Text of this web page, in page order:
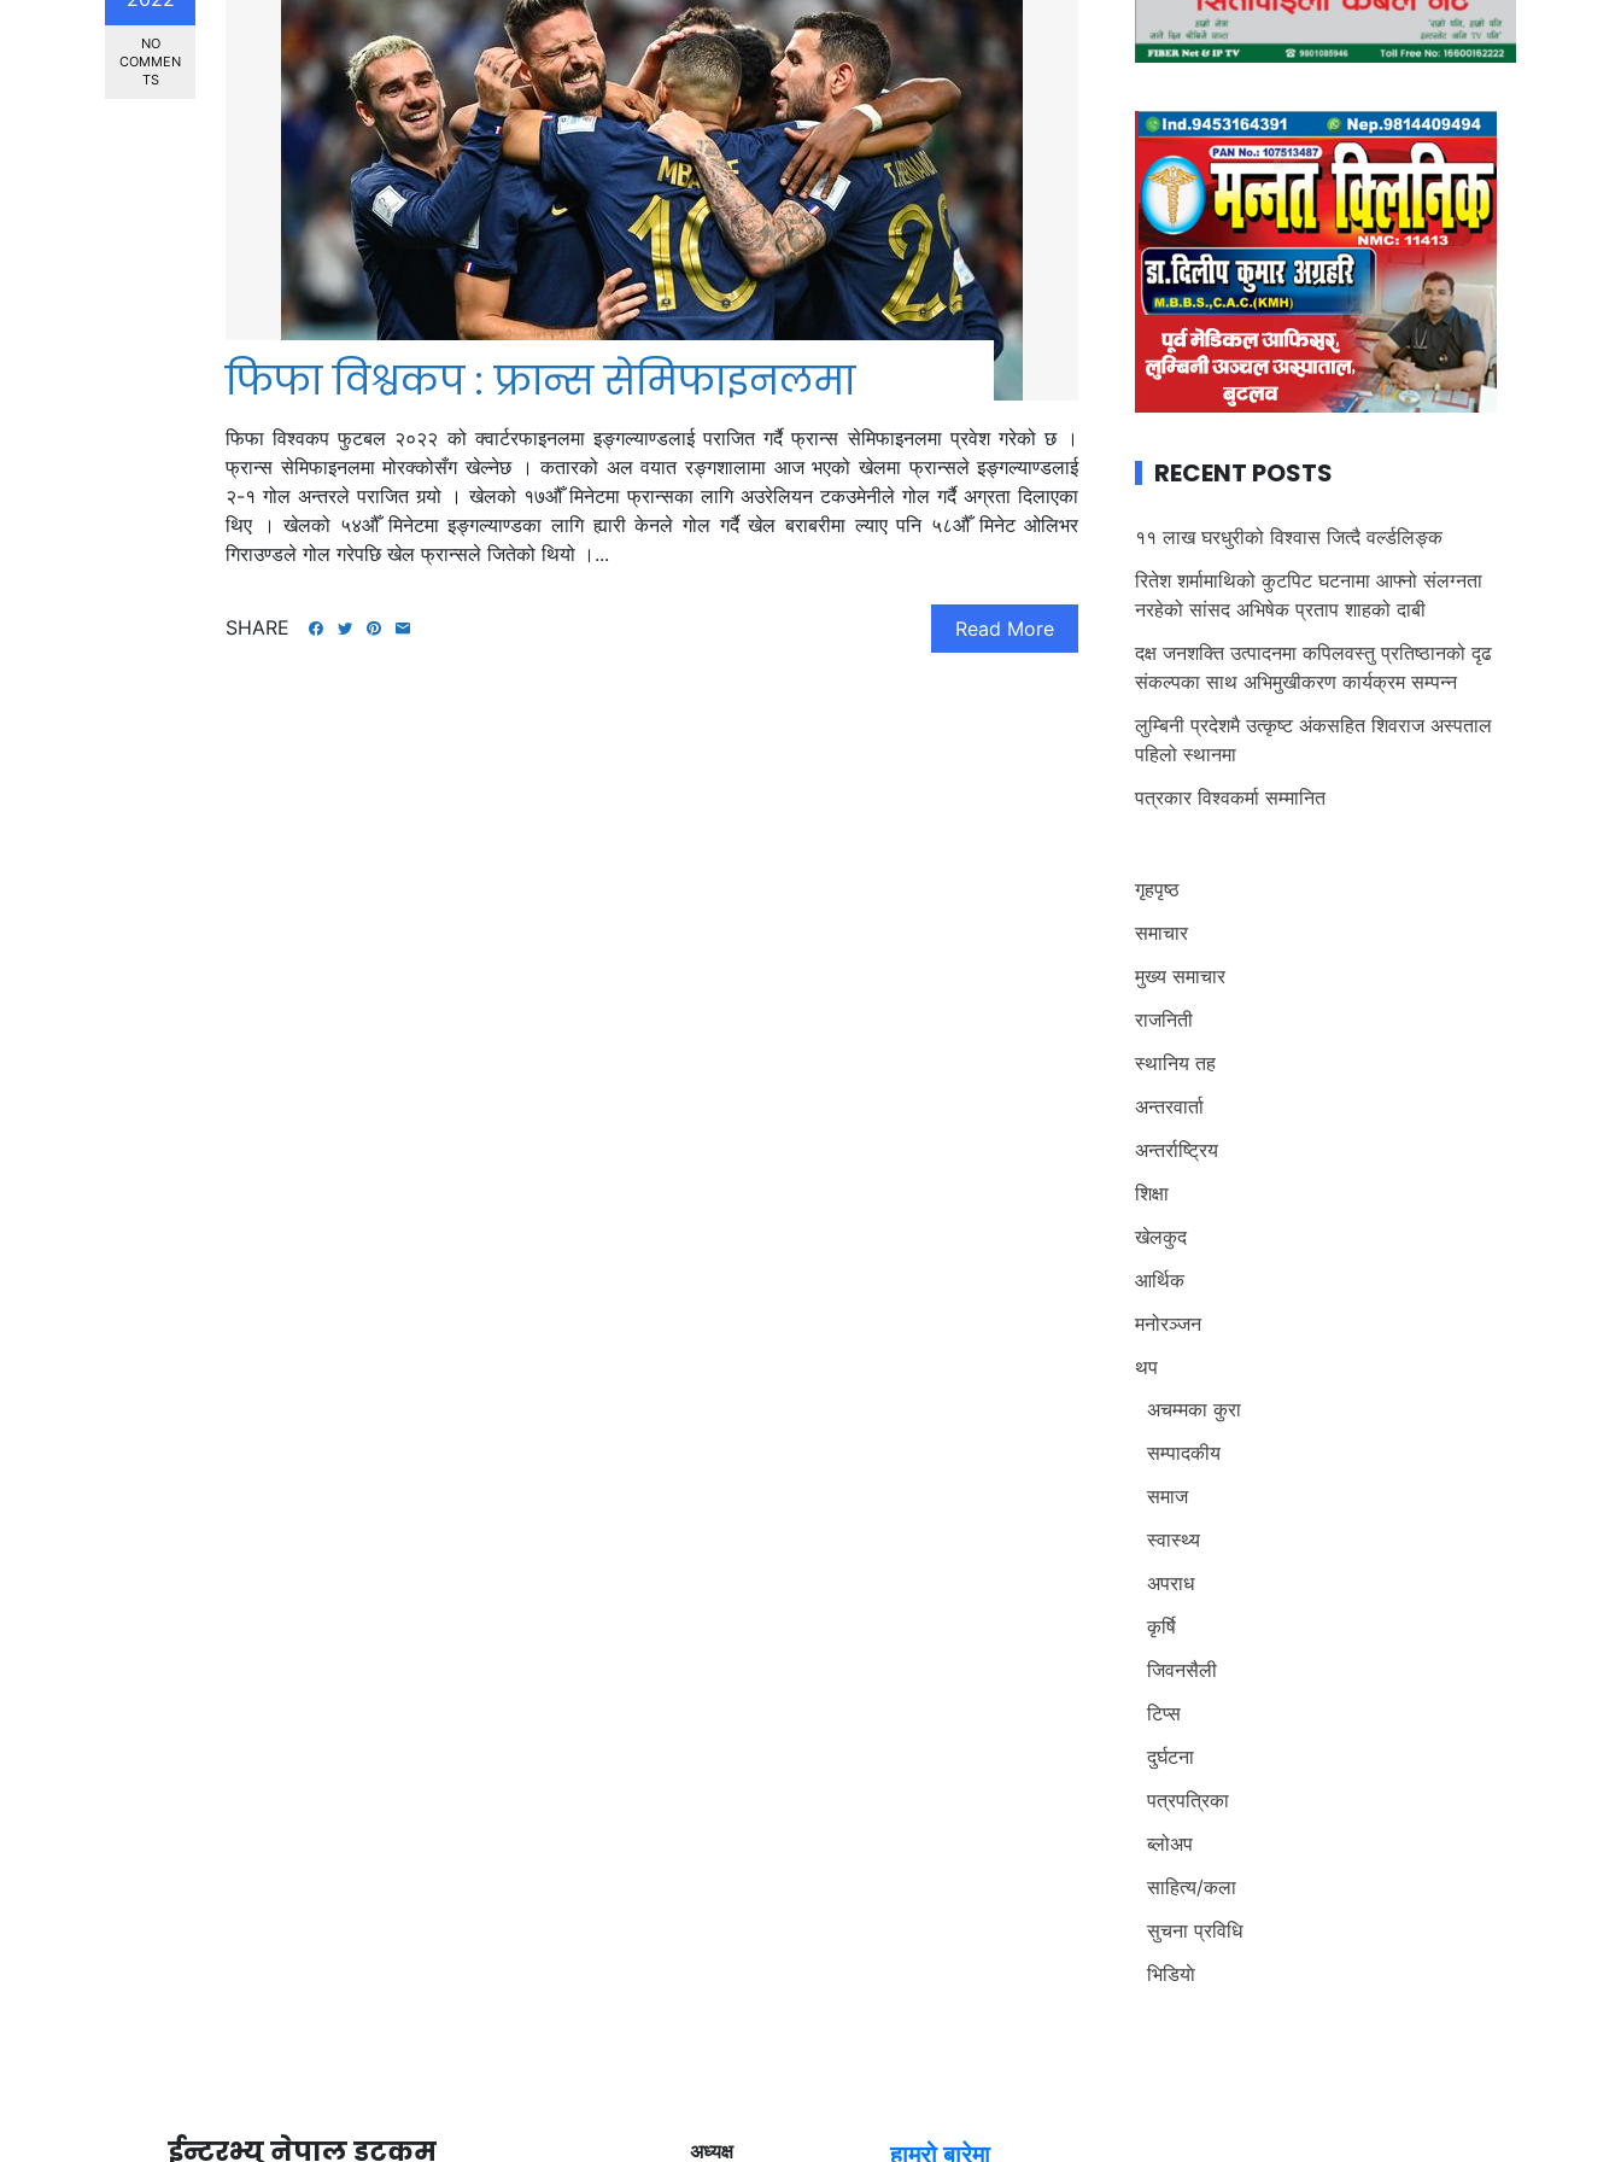
NO
COMMEN
TS
फिफा विश्वकप : फ्रान्स सेमिफाइनलमा
फिफा विश्वकप फुटबल २०२२ को क्वार्टरफाइनलमा इङ्गल्याण्डलाई पराजित गर्दै फ्रान्स सेमिफाइनलमा प्रवेश गरेको छ ।
फ्रान्स सेमिफाइनलमा मोरक्कोसँग खेल्नेछ । कतारको अल वयात रङ्गशालामा आज भएको खेलमा फ्रान्सले इङ्गल्याण्डलाई
२-१ गोल अन्तरले पराजित गर्‍यो । खेलको १७औँ मिनेटमा फ्रान्सका लागि अउरेलियन टकउमेनीले गोल गर्दै अग्रता दिलाएका
थिए । खेलको ५४औँ मिनेटमा इङ्गल्याण्डका लागि ह्यारी केनले गोल गर्दै खेल बराबरीमा ल्याए पनि ५८औँ मिनेट ओलिभर
गिराउण्डले गोल गरेपछि खेल फ्रान्सले जितेको थियो ।...
Read More
SHARE
RECENT POSTS
११ लाख घरधुरीको विश्वास जित्दै वर्ल्डलिङ्क
रितेश शर्मामाथिको कुटपिट घटनामा आफ्नो संलग्नता
नरहेको सांसद अभिषेक प्रताप शाहको दाबी
दक्ष जनशक्ति उत्पादनमा कपिलवस्तु प्रतिष्ठानको दृढ
संकल्पका साथ अभिमुखीकरण कार्यक्रम सम्पन्न
लुम्बिनी प्रदेशमै उत्कृष्ट अंकसहित शिवराज अस्पताल
पहिलो स्थानमा
पत्रकार विश्वकर्मा सम्मानित
गृहपृष्ठ
समाचार
मुख्य समाचार
राजनिती
स्थानिय तह
अन्तरवार्ता
अन्तर्राष्ट्रिय
शिक्षा
खेलकुद
आर्थिक
मनोरञ्जन
थप
अचम्मका कुरा
सम्पादकीय
समाज
स्वास्थ्य
अपराध
कृर्षि
जिवनसैली
टिप्स
दुर्घटना
पत्रपत्रिका
ब्लोअप
साहित्य/कला
सुचना प्रविधि
भिडियाे
ईन्टरभ्यु नेपाल डटकम अध्यक्ष हाम्रो बारेमा